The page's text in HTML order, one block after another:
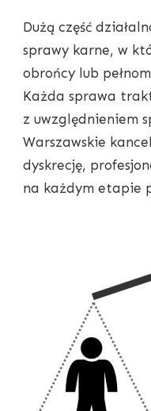
Dużą część
sprawy karne, w
obrońcy lub
Każda sprawa
z uwzględnieniem
Warszawskie
dyskrecję,
na każdym etapie